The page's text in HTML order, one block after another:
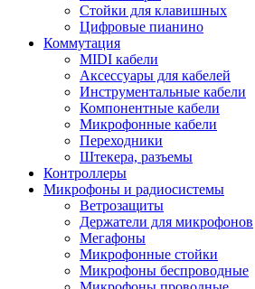
Стойки для клавишных
Цифровые пианино
Коммутация
MIDI кабели
Аксессуары для кабелей
Инструментальные кабели
Компонентные кабели
Микрофонные кабели
Переходники
Штекера, разъемы
Контроллеры
Микрофоны и радиосистемы
Ветрозащиты
Держатели для микрофонов
Мегафоны
Микрофонные стойки
Микрофоны беспроводные